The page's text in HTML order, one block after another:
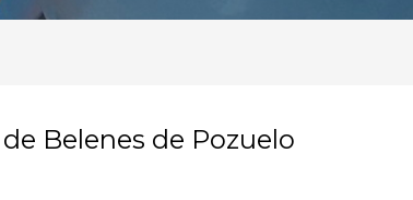
Belenes de Pozuelo